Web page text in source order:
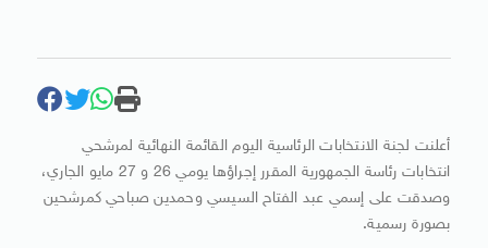
أعلنت لجنة الانتخابات الرئاسية اليوم القائمة النهائية لمرشحي
انتخابات رئاسة الجمهورية المقرر إجراؤها يومي 26 و 27 مايو الجاري،
وصدقت على إسمي عبد الفتاح السيسي وحمدين صباحي كمرشحين
بصورة رسمية.